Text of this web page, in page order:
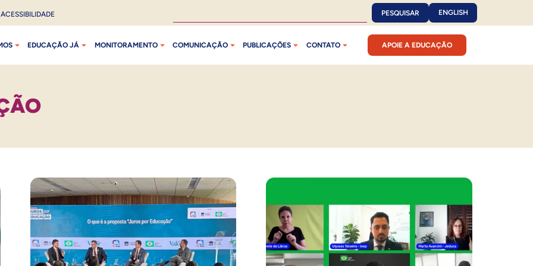
ACESSIBILIDADE PESQUISAR ENGLISH
EDUCAÇÃO JÁ MONITORAMENTO COMUNICAÇÃO PUBLICAÇÕES CONTATO APOIE A EDUCAÇÃO